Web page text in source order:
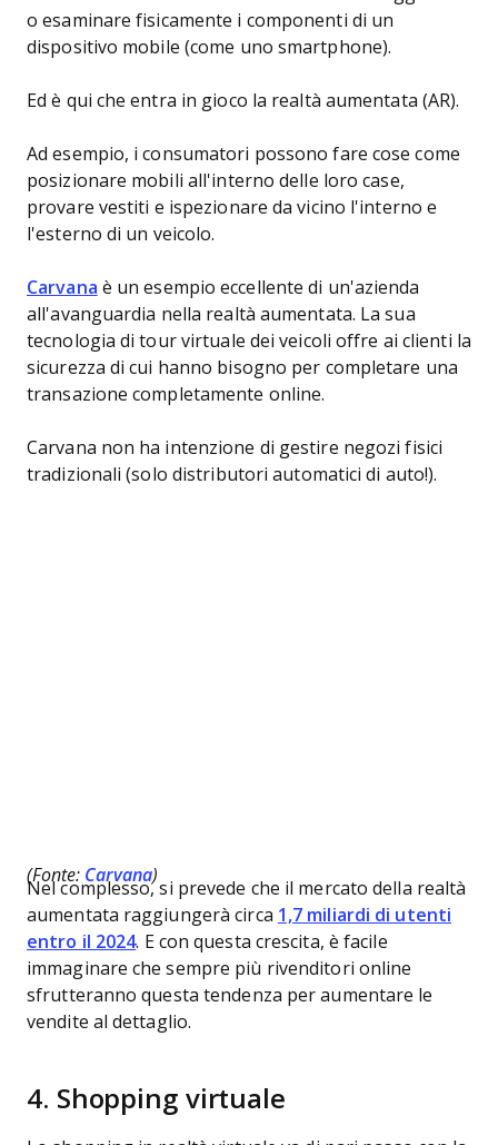
o esaminare fisicamente i componenti di un
dispositivo mobile (come uno smartphone).
Ed è qui che entra in gioco la realtà aumentata (AR).
Ad esempio, i consumatori possono fare cose come
posizionare mobili all'interno delle loro case,
provare vestiti e ispezionare da vicino l'interno e
l'esterno di un veicolo.
Carvana è un esempio eccellente di un'azienda
all'avanguardia nella realtà aumentata. La sua
tecnologia di tour virtuale dei veicoli offre ai clienti la
sicurezza di cui hanno bisogno per completare una
transazione completamente online.
Carvana non ha intenzione di gestire negozi fisici
tradizionali (solo distributori automatici di auto!).
(Fonte: Carvana)
Nel complesso, si prevede che il mercato della realtà
aumentata raggiungerà circa 1,7 miliardi di utenti
entro il 2024. E con questa crescita, è facile
immaginare che sempre più rivenditori online
sfrutteranno questa tendenza per aumentare le
vendite al dettaglio.
4. Shopping virtuale